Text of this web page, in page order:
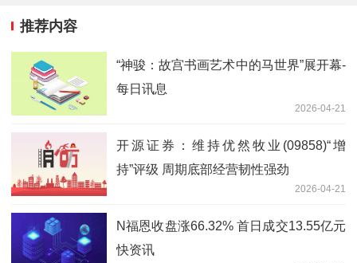
推荐内容
“神骏：故宫书画艺术中的马世界”展开幕-
每日讯息
2026-04-21
开源证券：维持优然牧业(09858)“增
持”评级 周期底部经营韧性强劲
2026-04-21
N福恩收盘涨66.32% 首日成交13.55亿元
快资讯